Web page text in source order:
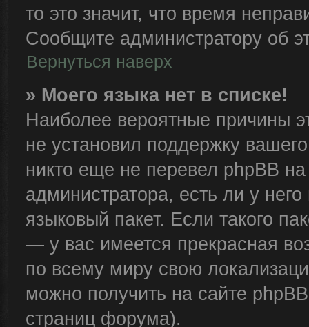
то это значит, что время
Сообщите администратору об
Вернуться наверх
» Моего языка нет в списке!
Наиболее вероятные причины
не установил поддержку
никто еще не перевел phpBB
администратора, есть ли у
языковый пакет. Если такого
— у вас имеется прекрасная
по всему миру свою
можно получить на сайте
страниц форума).